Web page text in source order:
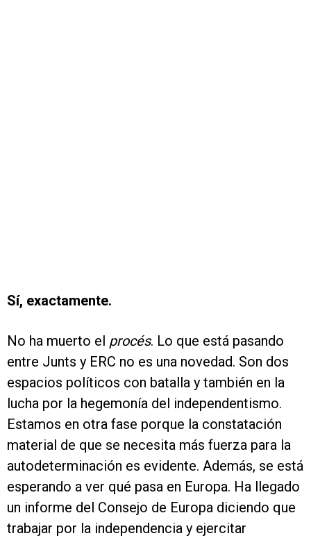
Sí, exactamente.
No ha muerto el procés. Lo que está pasando
entre Junts y ERC no es una novedad. Son dos
espacios políticos con batalla y también en la
lucha por la hegemonía del independentismo.
Estamos en otra fase porque la constatación
material de que se necesita más fuerza para la
autodeterminación es evidente. Además, se está
esperando a ver qué pasa en Europa. Ha llegado
un informe del Consejo de Europa diciendo que
trabajar por la independencia y ejercitar